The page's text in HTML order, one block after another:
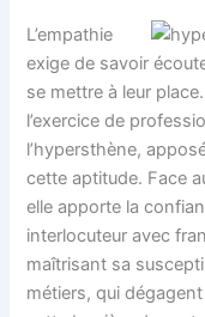
L’empathie
exige de savoir
se mettre à leur
l’exercice de
l’hypersthène,
cette aptitude. Face
elle apporte la
interlocuteur avec
maîtrisant sa
métiers, qui